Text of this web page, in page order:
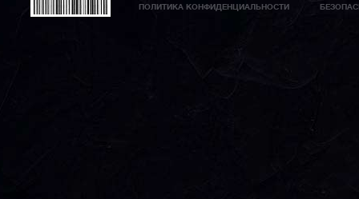
ПОЛИТИКА КОНФИДЕНЦИАЛЬНОСТИ